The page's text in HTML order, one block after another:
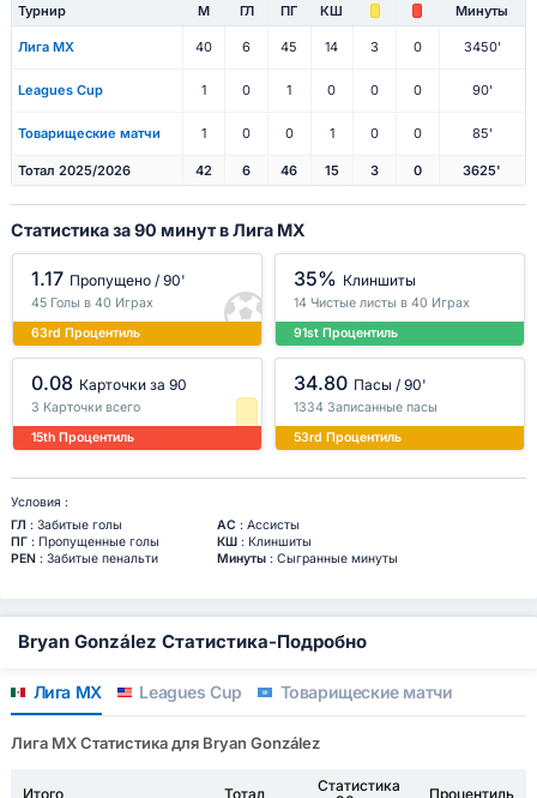
Турнир М ГЛ ПГ КШ Минуты
Лига МХ 40 6 45 14 3 0 3450'
Leagues Cup 1 0 1 0 0 0 90'
Товарищеские матчи 1 0 0 1 0 0 85'
Тотал 2025/2026 42 6 46 15 3 0 3625'
Статистика за 90 минут в Лига МХ
1.17 Пропущено / 90'
45 Голы в 40 Играх
63rd Процентиль
35% Клиншиты
14 Чистые листы в 40 Играх
91st Процентиль
0.08 Карточки за 90
3 Карточки всего
15th Процентиль
34.80 Пасы / 90'
1334 Записанные пасы
53rd Процентиль
Условия :
ГЛ : Забитые голы АС : Ассисты
ПГ: Пропущенные голы КШ: Клиншиты
PEN : Забитые пенальти Минуты: Сыгранные минуты
Bryan González Статистика-Подробно
Лига МХ Leagues Cup Товарищеские матчи
Лига МХ Статистика для Bryan González
Итого Тотал
Статистика
Процентиль